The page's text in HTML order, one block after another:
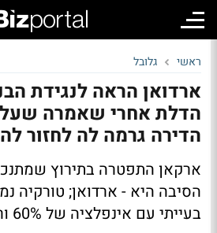
ראשי גלובל
ארדואן הראה לנגידת
הדלת אחרי שאמרה
הדירה גרמה לה לחזור
ארקאן התפטרה בתירוץ
הסיבה היא - ארדואן; טורקיה
בעייתי עם אינפלציה של 60% וריבית של 45%